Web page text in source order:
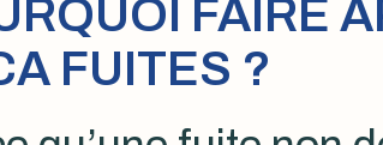
FAIRE
FUITES ?